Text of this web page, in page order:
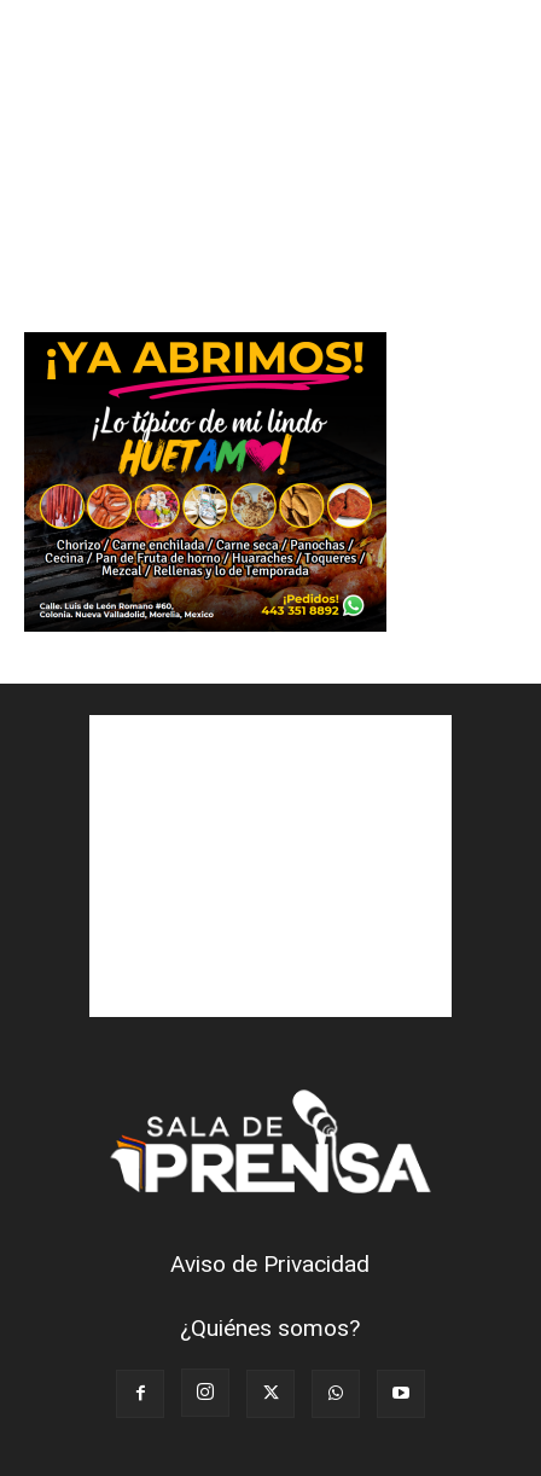
Aviso de Privacidad
¿Quiénes somos?